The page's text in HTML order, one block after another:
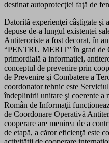
destinat autoprotecţiei faţă de
Datorită experienţei câştigate şi
depuse de-a lungul existenţei
Antiteroriste a fost decorat, în
“PENTRU MERIT” în grad de
primordială a informaţiei,
conceptul de prevenire prin
de Prevenire şi Combatere a
coordonator tehnic este
îndeplinirii unitare şi coerente
Român de Informaţii
de Coordonare Operativă
cooperare are menirea de a
de etapă, a căror eficienţă este